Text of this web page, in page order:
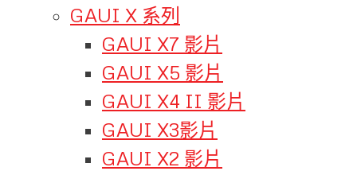
GAUI X 系列
GAUI X7 影片
GAUI X5 影片
GAUI X4 II 影片
GAUI X3影片
GAUI X2 影片